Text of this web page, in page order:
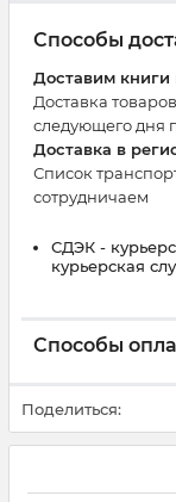
Способы
Доставим книги
Доставка
следующего дня
Доставка в
Список
сотрудничаем
СДЭК -
курьерская
Способы
Поделиться: